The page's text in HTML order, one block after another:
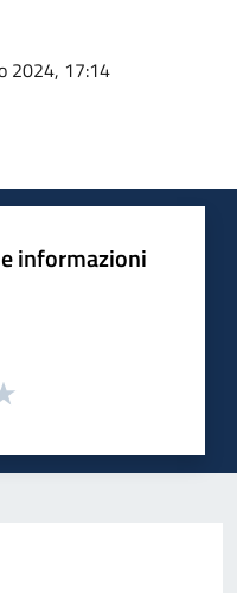
2024, 17:14
informazioni